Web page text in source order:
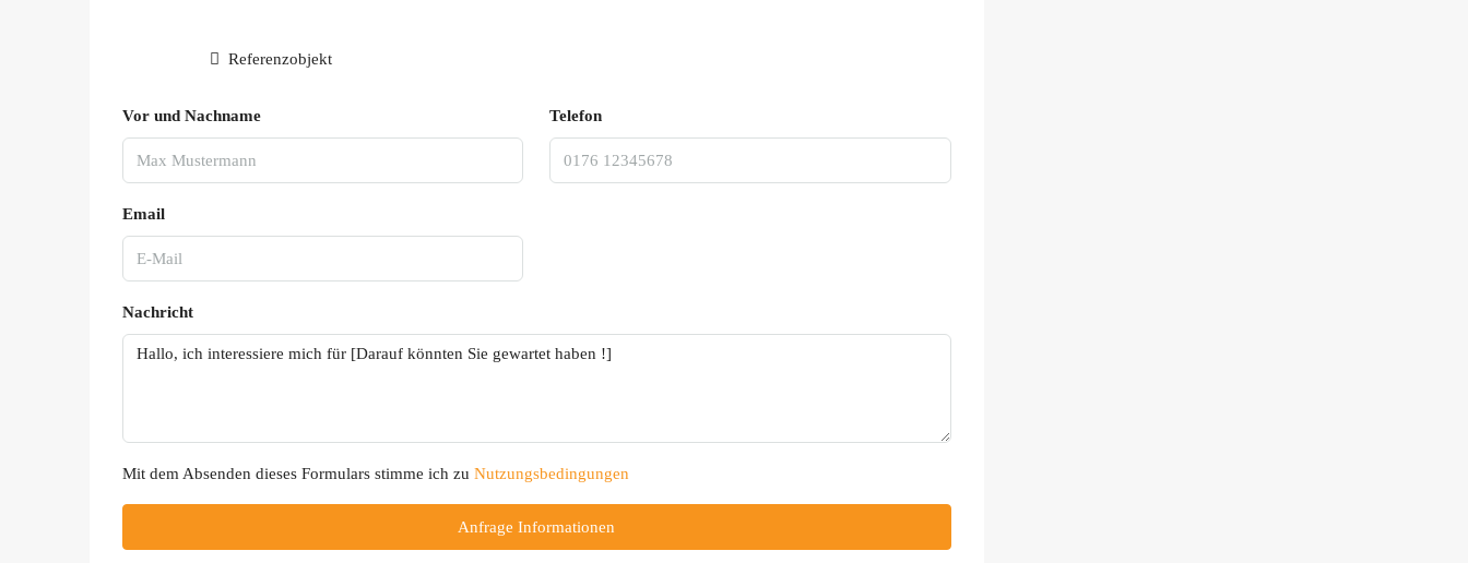
Referenzobjekt
Vor und Nachname Telefon
Email
Nachricht
Mit dem Absenden dieses Formulars stimme ich zu Nutzungsbedingungen
Anfrage Informationen